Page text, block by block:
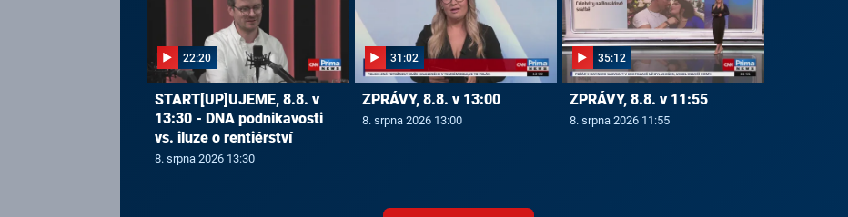
22:20
START[UP]UJEME, 8.8. v
13:30 - DNA podnikavosti
vs. iluze o rentiérství
8. srpna 2026 13:30
31:02
ZPRÁVY, 8.8. v 13:00
8. srpna 2026 13:00
35:12
ZPRÁVY, 8.8. v 11:55
8. srpna 2026 11:55